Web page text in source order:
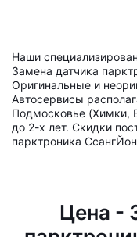
Наши
Замена датчика
Оригинальные и
Автосервисы
Подмосковье (Химки,
до 2-х лет. Скидки
парктроника
Цена -